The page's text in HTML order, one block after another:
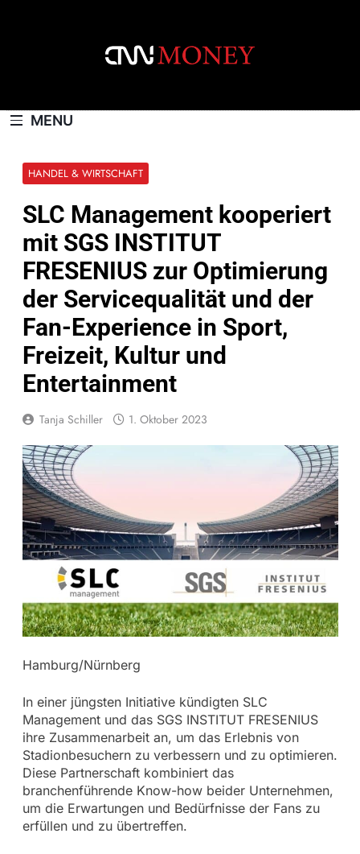
MENU
HANDEL & WIRTSCHAFT
SLC Management kooperiert
mit SGS INSTITUT
FRESENIUS zur Optimierung
der Servicequalität und der
Fan-Experience in Sport,
Freizeit, Kultur und
Entertainment
Tanja Schiller 1. Oktober 2023
Hamburg/Nürnberg
In einer jüngsten Initiative kündigten SLC
Management und das SGS INSTITUT FRESENIUS
ihre Zusammenarbeit an, um das Erlebnis von
Stadionbesuchern zu verbessern und zu optimieren.
Diese Partnerschaft kombiniert das
branchenführende Know-how beider Unternehmen,
um die Erwartungen und Bedürfnisse der Fans zu
erfüllen und zu übertreffen.